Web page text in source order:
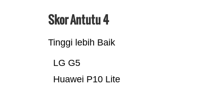
Skor Antutu 4
Tinggi lebih Baik
Huawei P10 Lite
LG G5